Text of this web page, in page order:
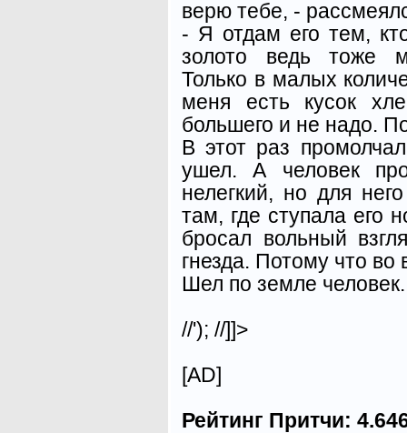
верю тебе, -
- Я отдам его тем,
золото ведь тоже
Только в малых
меня есть кусок
большего и не надо.
В этот раз
ушел. А человек
нелегкий, но для
там, где ступала его
бросал вольный
гнезда. Потому что во
Шел по земле
//'); //]]>
[AD]
Рейтинг Притчи: